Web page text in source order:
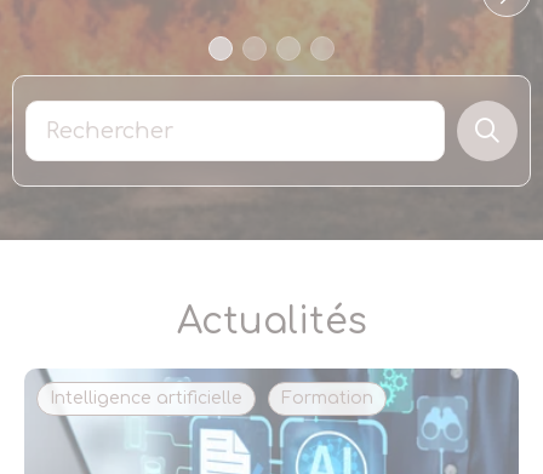
Actualités
Intelligence artificielle Formation